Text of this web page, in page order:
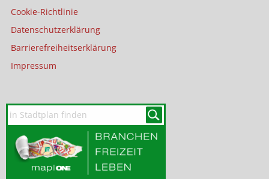
Cookie-Richtlinie
Datenschutzerklärung
Barrierefreiheitserklärung
Impressum